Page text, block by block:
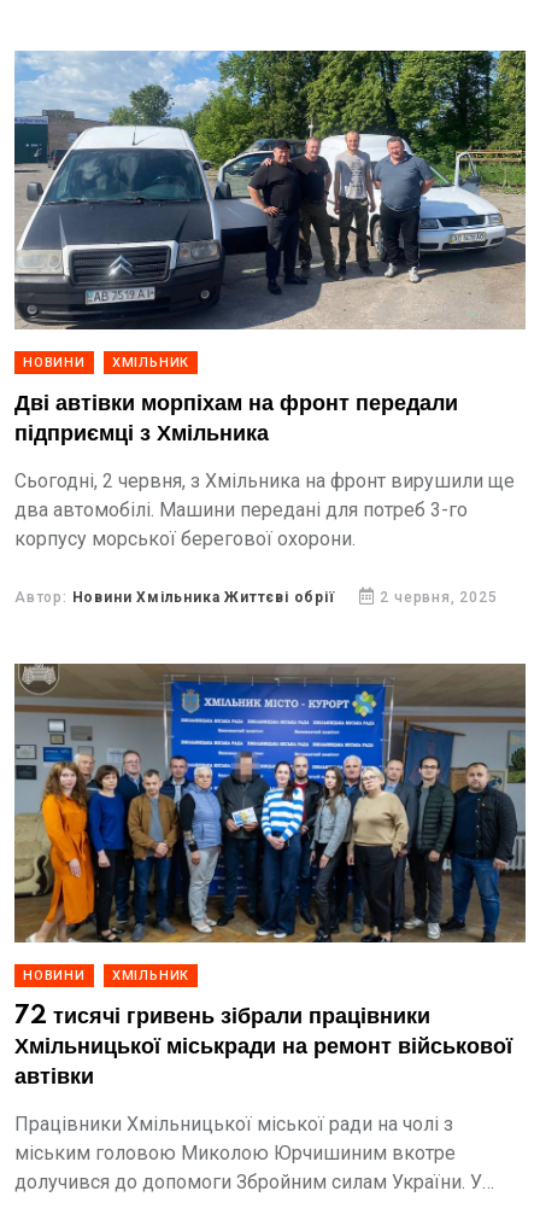
НОВИНИ ХМІЛЬНИК
Дві автівки морпіхам на фронт передали
підприємці з Хмільника
Сьогодні, 2 червня, з Хмільника на фронт вирушили ще
два автомобілі. Машини передані для потреб 3-го
корпусу морської берегової охорони.
Автор: Новини Хмільника Життєві обрії 2 червня, 2025
НОВИНИ ХМІЛЬНИК
72 тисячі гривень зібрали працівники
Хмільницької міськради на ремонт військової
автівки
Працівники Хмільницької міської ради на чолі з
міським головою Миколою Юрчишиним вкотре
долучився до допомоги Збройним силам України. У